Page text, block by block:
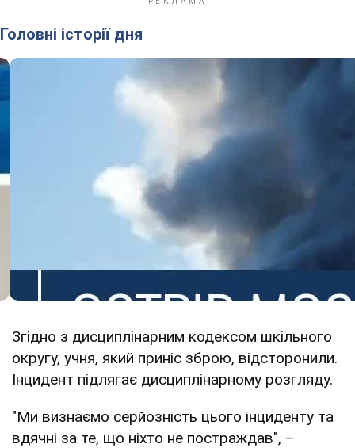
Головні історії дня
Згідно з дисциплінарним кодексом шкільного
округу, учня, який приніс зброю, відсторонили.
Інцидент підлягає дисциплінарному розгляду.
"Ми визнаємо серйозність цього інциденту та
вдячні за те, що ніхто не постраждав", –